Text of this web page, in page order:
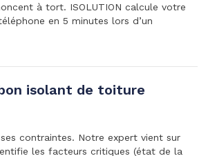
à tort. ISOLUTION calcule votre
en 5 minutes lors d’un
isolant de toiture
contraintes. Notre expert vient sur
les facteurs critiques (état de la